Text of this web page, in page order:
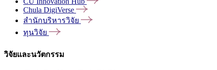
Chula DigiVerse
สำนักบริหารวิจัย
ทุนวิจัย
วิจัยและนวัตกรรม